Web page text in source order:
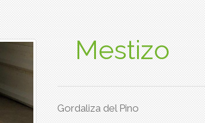
Mestizo
Gordaliza del Pino